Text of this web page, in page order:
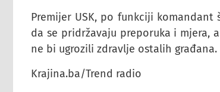
Premijer USK, po funkciji komandant
da se pridržavaju preporuka i mjera,
ne bi ugrozili zdravlje ostalih građana.
Krajina.ba/Trend radio